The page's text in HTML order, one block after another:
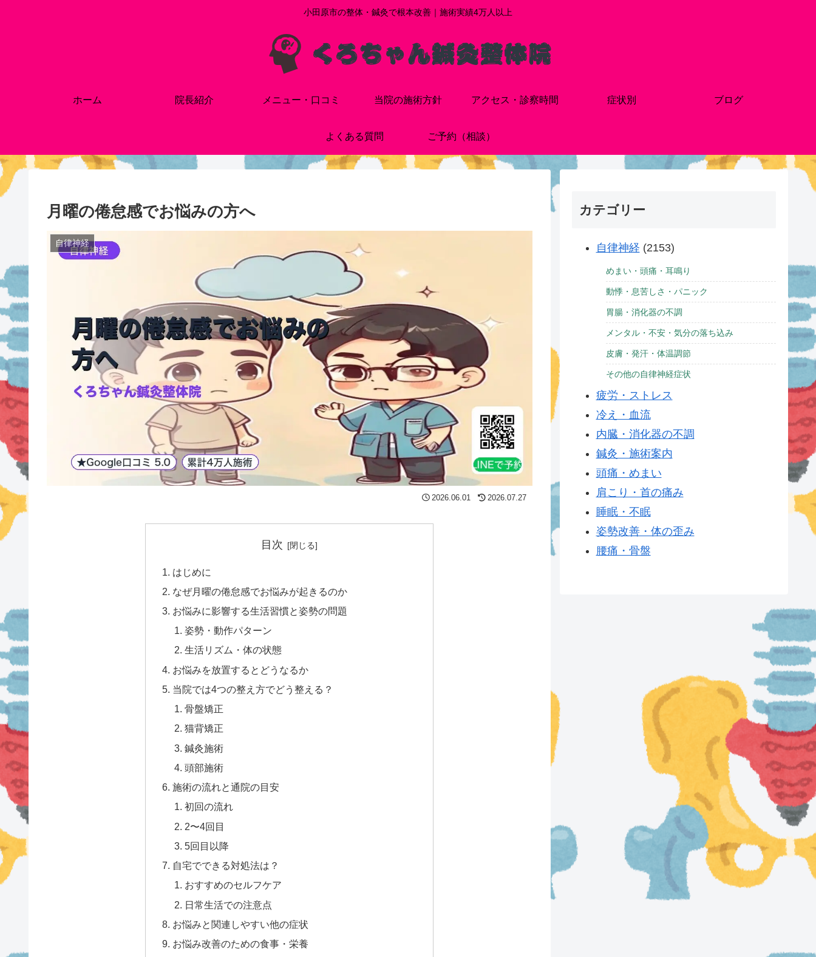
小田原市の整体・鍼灸で根本改善｜施術実績4万人以上
ホーム 院長紹介 メニュー・口コミ 当院の施術方針 アクセス・診察時間 症状別 ブログ
よくある質問 ご予約（相談）
月曜の倦怠感でお悩みの方へ
自律神経
2026.06.01 2026.07.27
目次
はじめに
なぜ月曜の倦怠感でお悩みが起きるのか
お悩みに影響する生活習慣と姿勢の問題
姿勢・動作パターン
生活リズム・体の状態
お悩みを放置するとどうなるか
当院では4つの整え方でどう整える？
骨盤矯正
猫背矯正
鍼灸施術
頭部施術
施術の流れと通院の目安
初回の流れ
2〜4回目
5回目以降
自宅でできる対処法は？
おすすめのセルフケア
日常生活での注意点
お悩みと関連しやすい他の症状
お悩み改善のための食事・栄養
カテゴリー
自律神経 (2153)
めまい・頭痛・耳鳴り
動悸・息苦しさ・パニック
胃腸・消化器の不調
メンタル・不安・気分の落ち込み
皮膚・発汗・体温調節
その他の自律神経症状
疲労・ストレス
冷え・血流
内臓・消化器の不調
鍼灸・施術案内
頭痛・めまい
肩こり・首の痛み
睡眠・不眠
姿勢改善・体の歪み
腰痛・骨盤